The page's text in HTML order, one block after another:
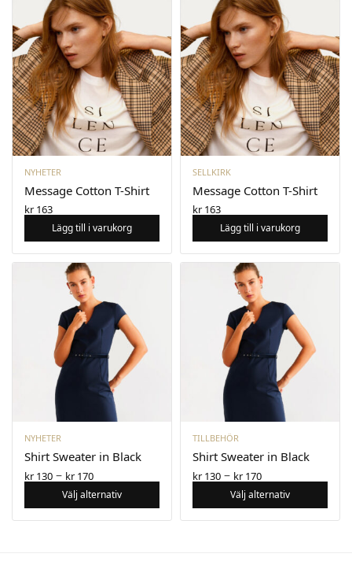
NYHETER
Message Cotton T-Shirt
kr163
Lägg till i varukorg
SELLKIRK
Message Cotton T-Shirt
kr163
Lägg till i varukorg
NYHETER
Shirt Sweater in Black
kr130 – kr170
Välj alternativ
TILLBEHÖR
Shirt Sweater in Black
kr130 – kr170
Välj alternativ